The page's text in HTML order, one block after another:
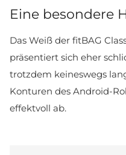
Eine besondere
Das Weiß der fitBAG
präsentiert sich eher
trotzdem keineswegs
Konturen des Android-
effektvoll ab.